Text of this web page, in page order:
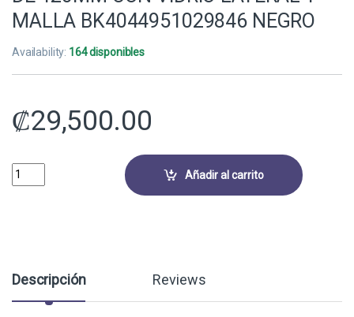
MALLA BK4044951029846 NEGRO
Availability: 164 disponibles
₡29,500.00
CASE GAMING RGB SHARKOON SLIDER MID TOWER VENTILADOR
Añadir al carrito
Descripción Reviews